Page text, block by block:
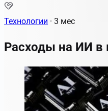
Технологии · 3 мес
Расходы на ИИ в